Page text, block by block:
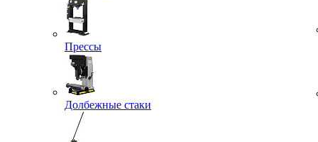
Прессы
Долбежные стаки